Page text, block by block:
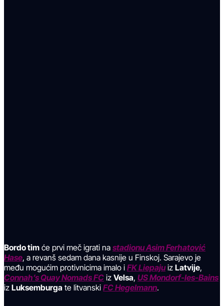
Bordo tim će prvi meč igrati na stadionu Asim Ferhatović
Hase, a revanš sedam dana kasnije u Finskoj. Sarajevo je
među mogućim protivnicima imalo i FK Liepajuiz Latvije,
Connah’s Quay Nomads FC iz Velsa, US Mondorf-les-Bains
iz Luksemburga te litvanski FC Hegelmann.